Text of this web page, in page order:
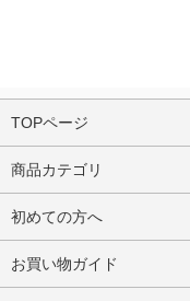
TOPページ
商品カテゴリ
初めての方へ
お買い物ガイド